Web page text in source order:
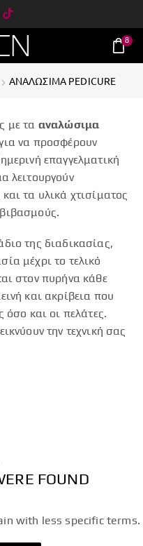
8
ΑΝΑΛΩΣΙΜΑ PEDICURE
με τα αναλώσιμα
να προσφέρουν
επαγγελματική
λειτουργούν
τα υλικά χτισίματος
.
της διαδικασίας,
μέχρι το τελικό
στον πυρήνα κάθε
και ακρίβεια που
όσο και οι πελάτες.
την τεχνική σας
FOUND
with less specific terms.